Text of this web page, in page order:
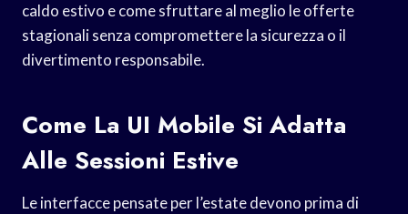
caldo estivo e come sfruttare al meglio le offerte
stagionali senza compromettere la sicurezza o il
divertimento responsabile.
Come La UI Mobile Si Adatta
Alle Sessioni Estive
Le interfacce pensate per l’estate devono prima di